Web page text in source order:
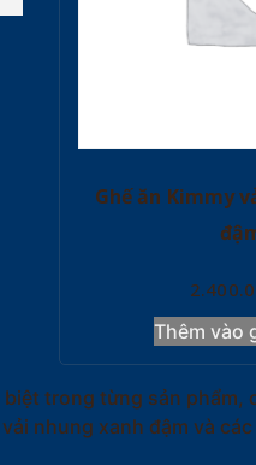
Ghế ăn Kimmy
Thêm vào
trong từng sản
nhung xanh đậm và